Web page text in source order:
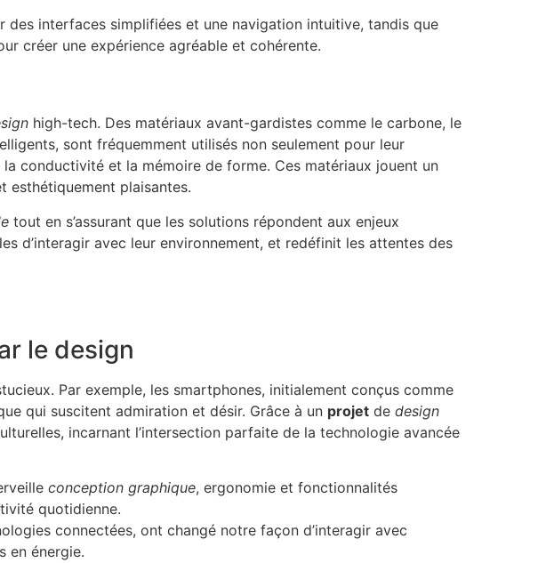
des interfaces simplifiées et une navigation intuitive, tandis que
créer une expérience agréable et cohérente.
high-tech. Des matériaux avant-gardistes comme le carbone, le
sont fréquemment utilisés non seulement pour leur
conductivité et la mémoire de forme. Ces matériaux jouent un
esthétiquement plaisantes.
tout en s’assurant que les solutions répondent aux enjeux
d’interagir avec leur environnement, et redéfinit les attentes des
le design
Par exemple, les smartphones, initialement conçus comme
qui suscitent admiration et désir. Grâce à un projet de design
incarnant l’intersection parfaite de la technologie avancée
conception graphique, ergonomie et fonctionnalités
quotidienne.
connectées, ont changé notre façon d’interagir avec
en énergie.